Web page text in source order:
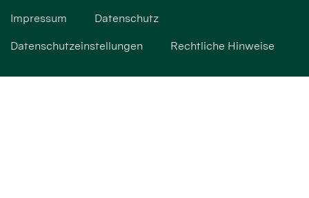
Impressum Datenschutz
Datenschutzeinstellungen Rechtliche Hinweise